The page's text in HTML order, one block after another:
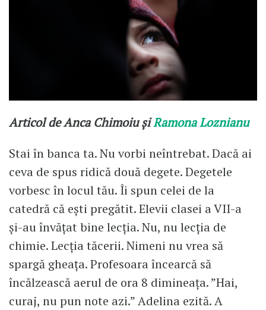
Articol de Anca Chimoiu șiRamona Loznianu
Stai în banca ta. Nu vorbi neîntrebat. Dacă ai
ceva de spus ridică două degete. Degetele
vorbesc în locul tău. Îi spun celei de la
catedră că ești pregătit. Elevii clasei a VII-a
și-au învățat bine lecția. Nu, nu lecția de
chimie. Lecția tăcerii. Nimeni nu vrea să
spargă gheața. Profesoara încearcă să
încălzească aerul de ora 8 dimineața. ”Hai,
curaj, nu pun note azi.” Adelina ezită. A